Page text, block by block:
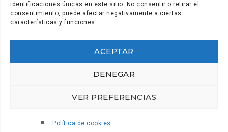
identificaciones únicas en este sitio. No consentir o retirar el
consentimiento, puede afectar negativamente a ciertas
características y funciones.
ACEPTAR
DENEGAR
VER PREFERENCIAS
Política de cookies
Secretaría y comunicación: (+34) 922.28.95.21
Gabinete de comunicación: (+34) 922.28.95.21